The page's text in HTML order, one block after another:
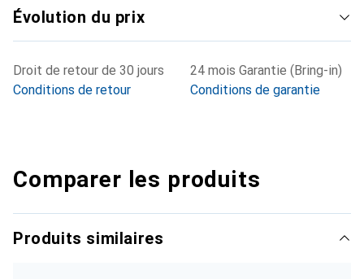
Évolution du prix
Droit de retour de 30 jours
Conditions de retour
24 mois Garantie (Bring-in)
Conditions de garantie
Comparer les produits
Produits similaires